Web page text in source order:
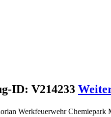
ID: V214233
Werkfeuerwehr Chemiepark